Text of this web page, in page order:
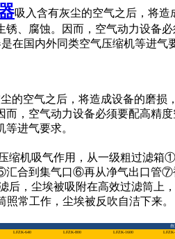
吸入含有灰尘的空气之后，将
、腐蚀。因而，空气动力设备必
是在国内外同类空气压缩机等进气
空气之后，将造成设备的磨损
而，空气动力设备必须要配高精
进气要求。
缩机吸气作用，从一级粗过滤
合到集气口⑥再从净气出口管⑦
后，尘埃被吸附在高效过滤筒上
照常工作，尘埃被反吹自洁下来。
自
LFZK-640 LFZK-800 LFZK-1600 LFZK-